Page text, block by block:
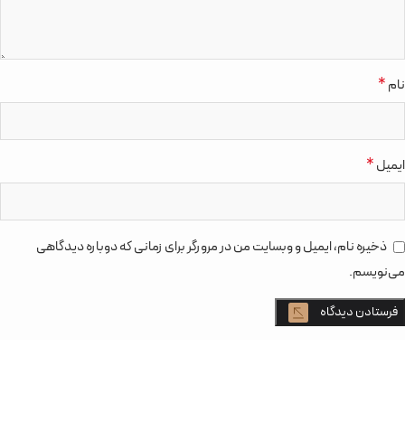
نام*
ایمیل*
ذخیره نام، ایمیل و وبسایت من در مرورگر برای زمانی که دوباره دیدگاهی
می‌نویسم.